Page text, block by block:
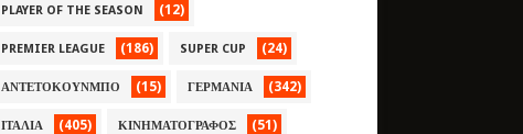
PLAYER OF THE SEASON (12)
PREMIER LEAGUE (186) SUPER CUP (24)
ΑΝΤΕΤΟΚΟΥΝΜΠΟ (15) ΓΕΡΜΑΝΙΑ (342)
ΙΤΑΛΙΑ (405) ΚΙΝΗΜΑΤΟΓΡΑΦΟΣ (51)